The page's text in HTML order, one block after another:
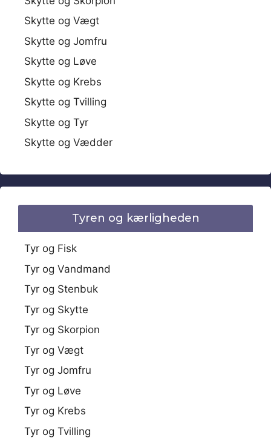
Skytte og Vægt
Skytte og Jomfru
Skytte og Løve
Skytte og Krebs
Skytte og Tvilling
Skytte og Tyr
Skytte og Vædder
Tyren og kærligheden
Tyr og Fisk
Tyr og Vandmand
Tyr og Stenbuk
Tyr og Skytte
Tyr og Skorpion
Tyr og Vægt
Tyr og Jomfru
Tyr og Løve
Tyr og Krebs
Tyr og Tvilling